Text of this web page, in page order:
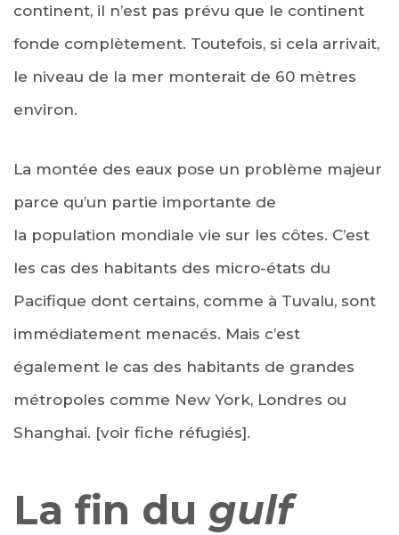
continent, il n’est pas prévu que le continent
fonde complètement. Toutefois, si cela arrivait,
le niveau de la mer monterait de 60 mètres
environ.
La montée des eaux pose un problème majeur
parce qu’un partie importante de
la population mondiale vie sur les côtes. C’est
les cas des habitants des micro-états du
Pacifique dont certains, comme à Tuvalu, sont
immédiatement menacés. Mais c’est
également le cas des habitants de grandes
métropoles comme New York, Londres ou
Shanghai. [voir fiche réfugiés].
La fin du gulf